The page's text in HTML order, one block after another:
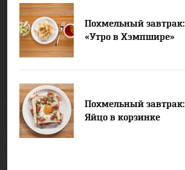
Похмельный завтрак:
«Утро в Хэмпшире»
Похмельный завтрак:
Яйцо в корзинке